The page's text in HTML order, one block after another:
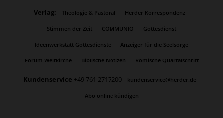
Verlag: Theologie & Pastoral Herder Korrespondenz
Stimmen der Zeit COMMUNIO Gottesdienst
Ideenwerkstatt Gottesdienste Anzeiger für die Seelsorge
Forum Weltkirche Biblische Notizen Römische Quartalschrift
Kundenservice +49 761 2717200 kundenservice@herder.de
Abo online kündigen